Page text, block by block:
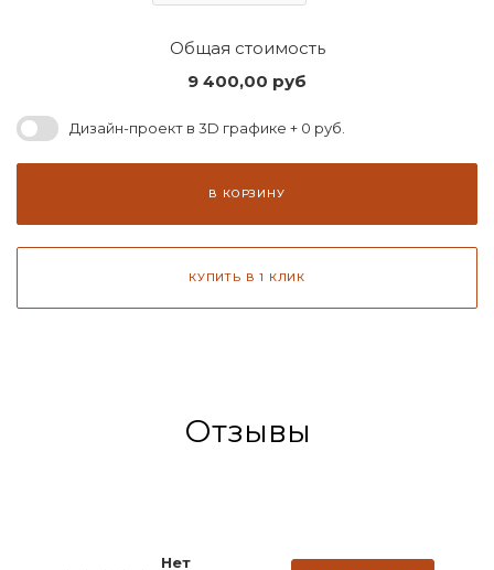
Общая стоимость
9 400,00 руб
Дизайн-проект в 3D графике + 0 руб.
В КОРЗИНУ
КУПИТЬ В 1 КЛИК
Отзывы
Нет